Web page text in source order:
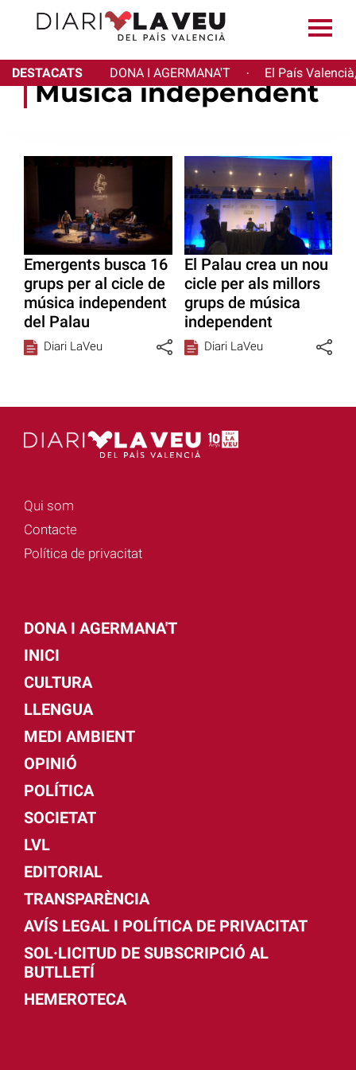
DESTACATS DONA I AGERMANA'T · El País
Música independent
Emergents busca 16
grups per al cicle de
música independent
del Palau
Diari LaVeu
El Palau crea un nou
cicle per als millors
grups de música
independent
Diari LaVeu
Qui som
Contacte
Política de privacitat
DONA I AGERMANA'T
INICI
CULTURA
LLENGUA
MEDI AMBIENT
OPINIÓ
POLÍTICA
SOCIETAT
LVL
EDITORIAL
TRANSPARÈNCIA
AVÍS LEGAL I POLÍTICA DE PRIVACITAT
SOL·LICITUD DE SUBSCRIPCIÓ AL
BUTLLETÍ
HEMEROTECA